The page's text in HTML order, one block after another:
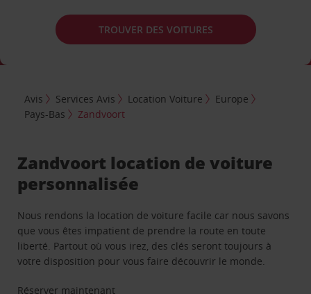
TROUVER DES VOITURES
Avis Services Avis Location Voiture
Europe
Pays-Bas
Zandvoort
Zandvoort location de voiture
personnalisée
Nous rendons la location de voiture facile car nous savons
que vous êtes impatient de prendre la route en toute
liberté. Partout où vous irez, des clés seront toujours à
votre disposition pour vous faire découvrir le monde.
Réserver maintenant